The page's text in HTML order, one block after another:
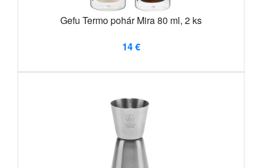
Gefu Termo pohár Mira 80 ml, 2 ks
14 €